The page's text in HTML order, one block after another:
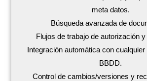
meta datos.
Búsqueda avanzada de
Flujos de trabajo de autorización
Integración automática con
BBDD.
Control de cambios/versiones y